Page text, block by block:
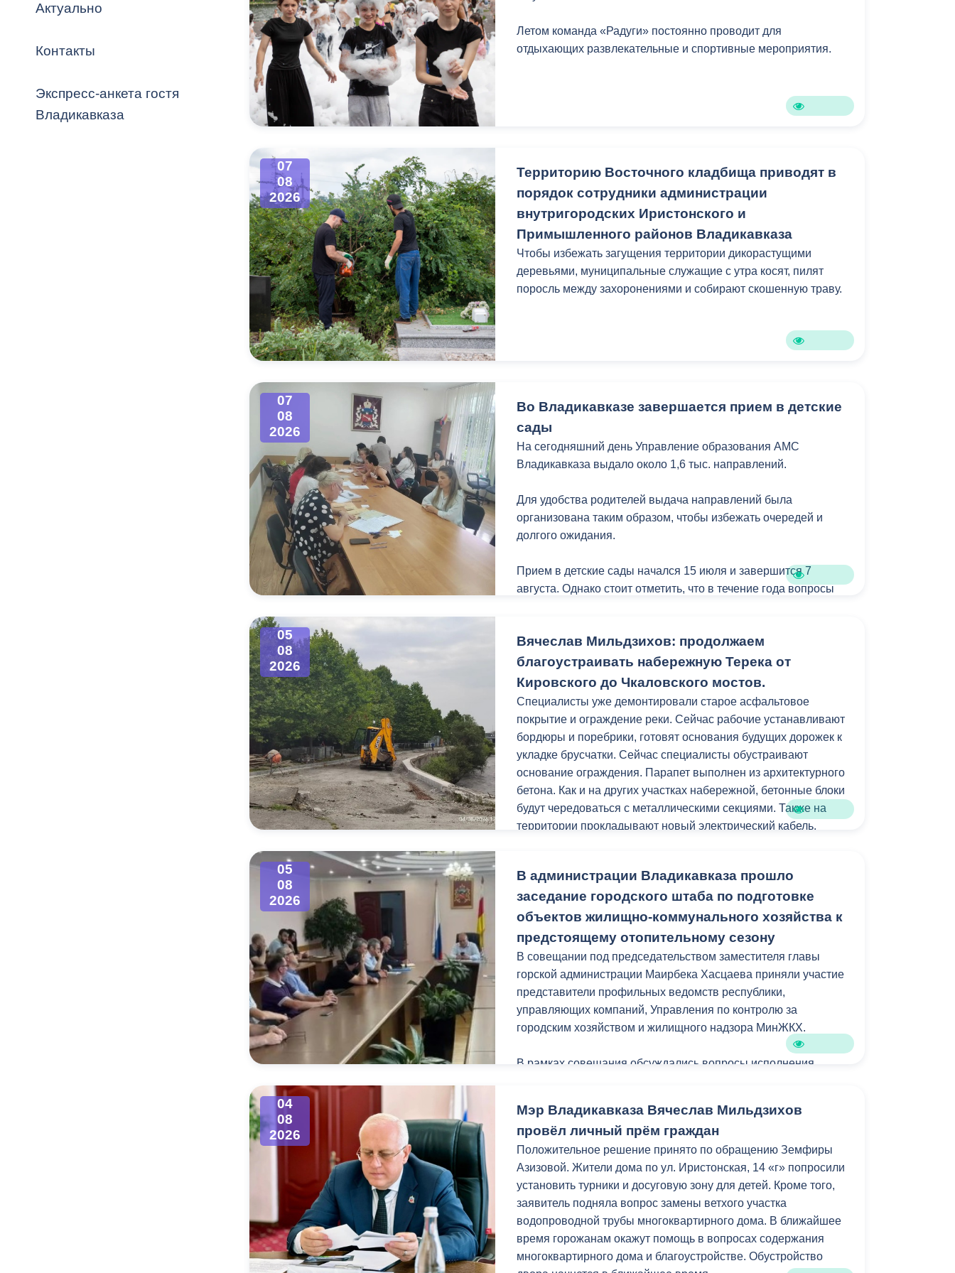
Владикавказ
Распоряжения, постановления Кадровая политика
ОРВ и экспертиза НПА Контактная информация Градостроительная деятельность
Оценка деятельности органов
местного самоуправления
Списки граждан, состоящих на
учете в качестве нуждающихся в
улучшении жилищных условий по
Открытые данные
Общественное обсуждение
документов стратегического
планирования
Гражданская оборона в
чрезвычайных ситуациях
Незаконное строительство
Информация о результатах
проверок
Порядок обжалования решений и
действий органов местного
самоуправления
Информация финансового
органа
Муниципальный контроль Выборы 2026
Актуально
Контакты
Экспресс-анкета гостя
Владикавказа
Летом команда «Радуги» постоянно проводит для
отдыхающих развлекательные и спортивные мероприятия.
07
08
2026
Территорию Восточного кладбища приводят в
порядок сотрудники администрации
внутригородских Иристонского и
Примышленного районов Владикавказа
Чтобы избежать загущения территории дикорастущими
деревьями, муниципальные служащие с утра косят, пилят
поросль между захоронениями и собирают скошенную траву.
07
08
2026
Во Владикавказе завершается прием в детские
сады
На сегодняшний день Управление образования АМС
Владикавказа выдало около 1,6 тыс. направлений.
Для удобства родителей выдача направлений была
организована таким образом, чтобы избежать очередей и
долгого ожидания.
Прием в детские сады начался 15 июля и завершится 7
августа. Однако стоит отметить, что в течение года вопросы
с 10.00 до 17.00 (перерыв с 13.00 до 14.00) по адресу: ул.
Леонова, 4, 2 этаж, каб. 210. При себе иметь паспорт,
свидетельство о рождении ребенка, прописку или временную
регистрацию на территории Владикавказа.
05
08
2026
Вячеслав Мильдзихов: продолжаем
благоустраивать набережную Терека от
Кировского до Чкаловского мостов.
Специалисты уже демонтировали старое асфальтовое
покрытие и ограждение реки. Сейчас рабочие устанавливают
бордюры и поребрики, готовят основания будущих дорожек к
укладке брусчатки. Сейчас специалисты обустраивают
основание ограждения. Парапет выполнен из архитектурного
бетона. Как и на других участках набережной, бетонные блоки
будут чередоваться с металлическими секциями. Также на
территории прокладывают новый электрический кабель.
урн.
Уверен, после благоустройства локация станет еще одним
местом притяжения горожан и гостей республики.
Работы проходят в рамках муниципальной программы
«Благоустройство и озеленение» и целевых показателей
нацпроекта «Инфраструктура для жизни».
05
08
2026
В администрации Владикавказа прошло
заседание городского штаба по подготовке
объектов жилищно-коммунального хозяйства к
предстоящему отопительному сезону
В совещании под председательством заместителя главы
горской администрации Маирбека Хасцаева приняли участие
представители профильных ведомств республики,
управляющих компаний, Управления по контролю за
городским хозяйством и жилищного надзора МинЖКХ.
В рамках совещания обсуждались вопросы исполнения
Руководители управляющих компаний отчитались о
проводимой работе в рамках подготовки к осенне-зимнему
периоду. Так, из общего числа многоквартирных домов
Владикавказа 30% уже готовы к отопительному сезону.
УК было рекомендовано минимизировать отставания от
графика работ, ещё раз проверить подвальные помещения
МКД и по мере необходимости устранить захламление.
04
08
2026
Мэр Владикавказа Вячеслав Мильдзихов
провёл личный прём граждан
Положительное решение принято по обращению Земфиры
Азизовой. Жители дома по ул. Иристонская, 14 «г» попросили
установить турники и досуговую зону для детей. Кроме того,
заявитель подняла вопрос замены ветхого участка
водопроводной трубы многоквартирного дома. В ближайшее
время горожанам окажут помощь в вопросах содержания
многоквартирного дома и благоустройстве. Обустройство